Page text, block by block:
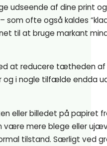
udseende af dine print
ofte også kaldes
til at bruge markant
at reducere tætheden
og i nogle tilfælde endda
eller billedet på papiret
være mere blege eller
tilstand. Særligt ved